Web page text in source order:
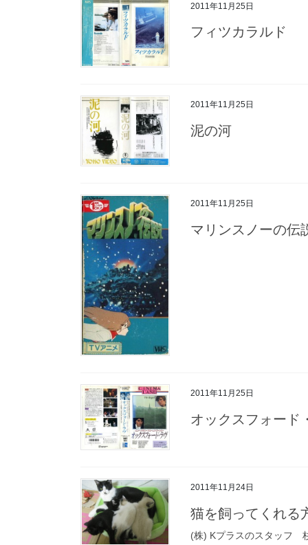
2011年11月25日
フィツカラルド
2011年11月25日
泥の河
2011年11月25日
マリンスノーの伝
2011年11月25日
オックスフォー
2011年11月24日
猫を飼ってくれ
(株) Kプラスのスタッフ